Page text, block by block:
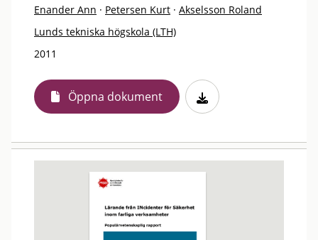
Enander Ann · Petersen Kurt · Akselsson Roland
Lunds tekniska högskola (LTH)
2011
Öppna dokument